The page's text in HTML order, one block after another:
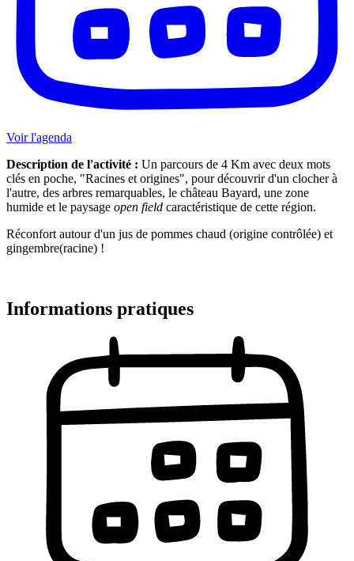
Voir l'agenda
Description de l'activité : Un parcours de 4 Km avec deux mots
clés en poche, "Racines et origines", pour découvrir d'un clocher à
l'autre, des arbres remarquables, le château Bayard, une zone
humide et le paysage open field caractéristique de cette région.
Réconfort autour d'un jus de pommes chaud (origine contrôlée) et
gingembre(racine) !
Informations pratiques